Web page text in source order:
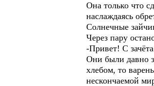
Она только что
наслаждаясь
Солнечные
Через пару
-Привет! С
Они были давно
хлебом, то
нескончаемой